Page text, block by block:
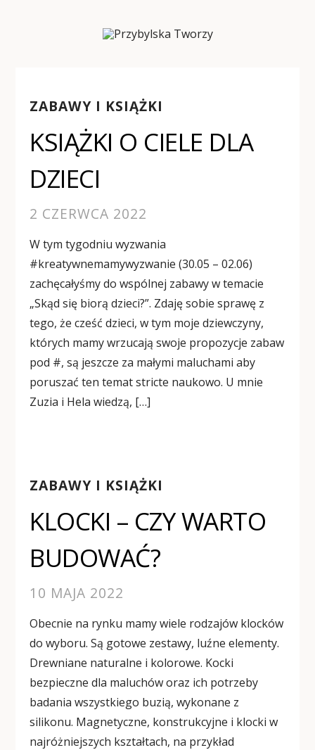
ZABAWY I KSIĄŻKI
KSIĄŻKI O CIELE DLA
DZIECI
2 CZERWCA 2022
W tym tygodniu wyzwania
#kreatywnemamywyzwanie (30.05 – 02.06)
zachęcałyśmy do wspólnej zabawy w temacie
„Skąd się biorą dzieci?”. Zdaję sobie sprawę z
tego, że cześć dzieci, w tym moje dziewczyny,
których mamy wrzucają swoje propozycje zabaw
pod #, są jeszcze za małymi maluchami aby
poruszać ten temat stricte naukowo. U mnie
Zuzia i Hela wiedzą, […]
ZABAWY I KSIĄŻKI
KLOCKI – CZY WARTO
BUDOWAĆ?
10 MAJA 2022
Obecnie na rynku mamy wiele rodzajów klocków
do wyboru. Są gotowe zestawy, luźne elementy.
Drewniane naturalne i kolorowe. Kocki
bezpieczne dla maluchów oraz ich potrzeby
badania wszystkiego buzią, wykonane z
silikonu. Magnetyczne, konstrukcyjne i klocki w
najróżniejszych kształtach, na przykład